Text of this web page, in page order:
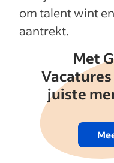
om talent wint
aantrekt.
Met
juiste